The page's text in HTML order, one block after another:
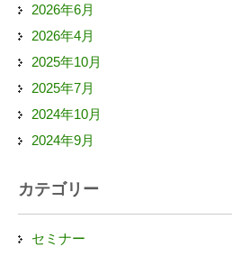
2026年6月
2026年4月
2025年10月
2025年7月
2024年10月
2024年9月
カテゴリー
セミナー